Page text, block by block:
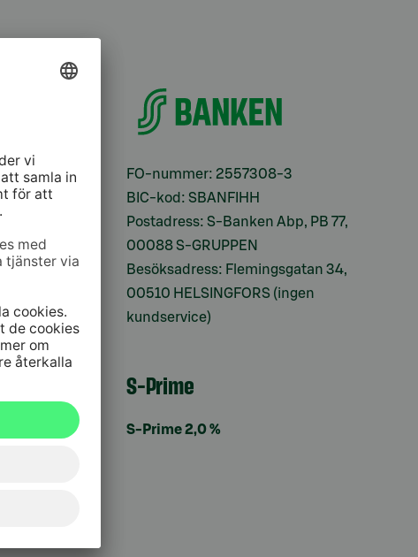
FO-nummer: 2557308-3
BIC-kod: SBANFIHH
Postadress: S-Banken Abp, PB 77,
00088 S-GRUPPEN
Besöksadress: Flemingsgatan 34,
00510 HELSINGFORS (ingen
kundservice)
S-Prime
S-Prime 2,0 %